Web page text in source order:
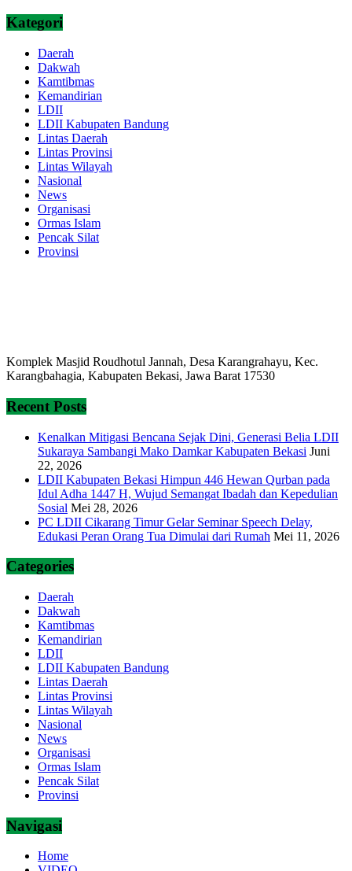
Kategori
Daerah
Dakwah
Kamtibmas
Kemandirian
LDII
LDII Kabupaten Bandung
Lintas Daerah
Lintas Provinsi
Lintas Wilayah
Nasional
News
Organisasi
Ormas Islam
Pencak Silat
Provinsi
Komplek Masjid Roudhotul Jannah, Desa Karangrahayu, Kec.
Karangbahagia, Kabupaten Bekasi, Jawa Barat 17530
Recent Posts
Kenalkan Mitigasi Bencana Sejak Dini, Generasi Belia LDII
Sukaraya Sambangi Mako Damkar Kabupaten Bekasi Juni
22, 2026
LDII Kabupaten Bekasi Himpun 446 Hewan Qurban pada
Idul Adha 1447 H, Wujud Semangat Ibadah dan Kepedulian
Sosial Mei 28, 2026
PC LDII Cikarang Timur Gelar Seminar Speech Delay,
Edukasi Peran Orang Tua Dimulai dari Rumah Mei 11, 2026
Categories
Daerah
Dakwah
Kamtibmas
Kemandirian
LDII
LDII Kabupaten Bandung
Lintas Daerah
Lintas Provinsi
Lintas Wilayah
Nasional
News
Organisasi
Ormas Islam
Pencak Silat
Provinsi
Navigasi
Home